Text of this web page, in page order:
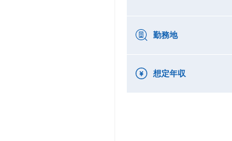
勤務地
想定年収